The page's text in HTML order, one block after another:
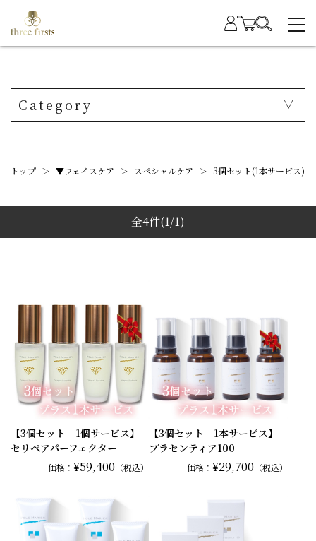
Category
トップ ＞ ▼フェイスケア ＞ スペシャルケア ＞ 3個セット(1本サービス)
全4件(1/1)
【3個セット 1個サービス】
セリペアパーフェクター
価格： ¥59,400 （税込）
【3個セット 1本サービス】
プラセンティア100
価格： ¥29,700 （税込）